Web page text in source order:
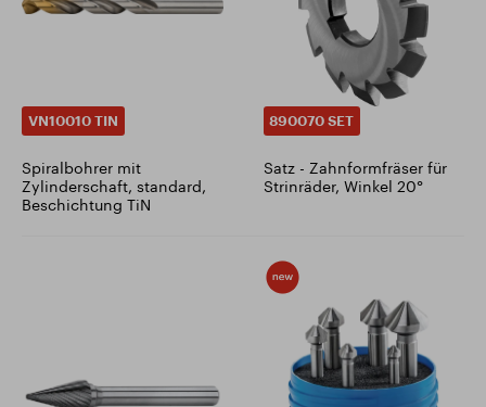
VN10010 TIN
Spiralbohrer mit
Zylinderschaft, standard,
Beschichtung TiN
890070 SET
Satz - Zahnformfräser für
Strinräder, Winkel 20°